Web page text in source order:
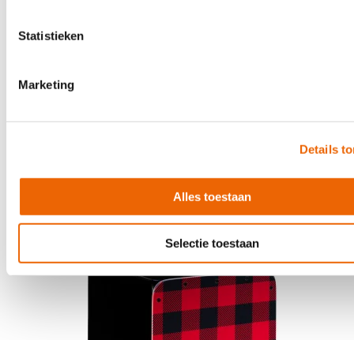
Statistieken
Marketing
Details
Alles toestaan
Selectie toestaan
Meinl Artisan Cajon Tango Line Red Fade